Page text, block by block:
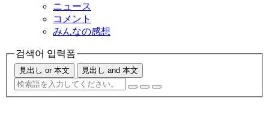
ニュース
コメント
みんなの感想
검색어 입력폼
見出し or 本文 見出し and 本文